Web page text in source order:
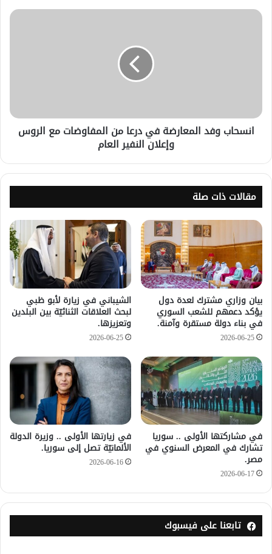
انسحاب وفد المعارضة في درعا من المفاوضات مع الروس
وإعلان النفير العام
مقالات ذات صلة
بيان وزاري مشترك لعدة دول
يؤكد دعمهم للشعب السوري
في بناء دولة مستقرة وآمنة.
2026-06-25
الشيباني في زيارة لأبو ظبي
لبحث العلاقات الثنائيّة بين البلدين
وتعزيزها.
2026-06-25
في مشاركتها الأولى .. سوريا
تشارك في المعرض السنوي في
مصر.
2026-06-17
في زيارتها الأولى .. وزيرة الدولة
الألمانيّة تصل إلى سوريا.
2026-06-16
تابعنا على فيسبوك